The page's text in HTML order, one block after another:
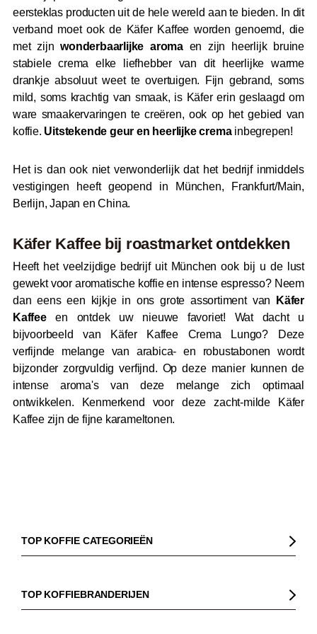
eersteklas producten uit de hele wereld aan te bieden. In dit
verband moet ook de Käfer Kaffee worden genoemd, die
met zijnwonderbaarlijke aromaen zijn heerlijk bruine
stabiele crema elke liefhebber van dit heerlijke warme
drankje absoluut weet te overtuigen. Fijn gebrand, soms
mild, soms krachtig van smaak, is Käfer erin geslaagd om
ware smaakervaringen te creëren, ook op het gebied van
koffie. Uitstekende geur en heerlijke cremainbegrepen!
Het is dan ook niet verwonderlijk dat het bedrijf inmiddels
vestigingen heeft geopend in München, Frankfurt/Main,
Berlijn, Japan en China.
Käfer Kaffee bij roastmarket ontdekken
Heeft het veelzijdige bedrijf uit München ook bij u de lust
gewekt voor aromatische koffie en intense espresso? Neem
dan eens een kijkje in ons grote assortiment van
Käfer
Kaffeeen ontdek uw nieuwe favoriet! Wat dacht u
bijvoorbeeld van Käfer Kaffee Crema Lungo? Deze
verfijnde melange van arabica- en robustabonen wordt
bijzonder zorgvuldig verfijnd. Op deze manier kunnen de
intense aroma's van deze melange zich optimaal
ontwikkelen. Kenmerkend voor deze zacht-milde Käfer
Kaffee zijn de fijne karameltonen.
TOP KOFFIE CATEGORIEËN
Koffiebonen
Biologische koffie
TOP KOFFIEBRANDERIJEN